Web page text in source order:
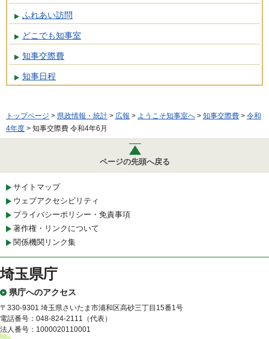
ふれあい訪問
どこでも知事室
知事交際費
知事日程
トップページ > 県政情報・統計 > 広報 > ようこそ知事室へ > 知事交際費 > 令和
4年度 > 知事交際費 令和4年6月
ページの先頭へ戻る
サイトマップ
ウェブアクセシビリティ
プライバシーポリシー・免責事項
著作権・リンクについて
関係機関リンク集
埼玉県庁
県庁へのアクセス
〒330-9301 埼玉県さいたま市浦和区高砂三丁目15番1号
電話番号：048-824-2111（代表）
法人番号：1000020110001